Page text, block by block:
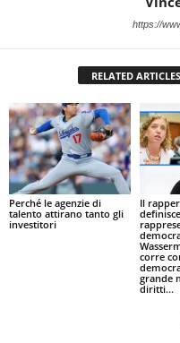
https://
RELATED ARTICLES
Perché le agenzie di
talento attirano tanto gli
investitori
Il
corre
grande
diritti...